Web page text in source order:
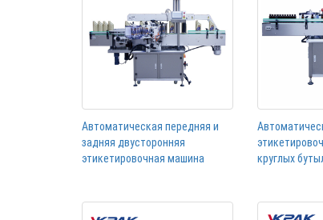
Автоматическая передняя и
задняя двусторонняя
этикетировочная машина
круглых